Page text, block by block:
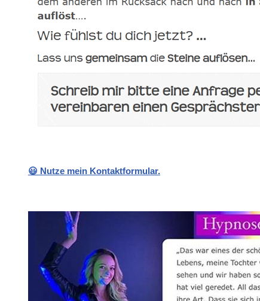
😃 Nutze mein Kontaktformular.